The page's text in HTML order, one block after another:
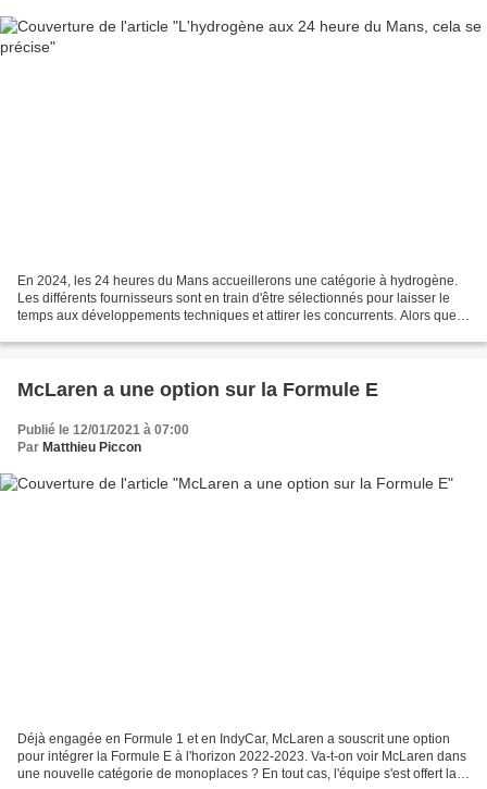
En 2024, les 24 heures du Mans accueillerons une catégorie à hydrogène.
Les différents fournisseurs sont en train d'être sélectionnés pour laisser le
temps aux développements techniques et attirer les concurrents. Alors que
McLaren a une option sur la Formule E
Publié le 12/01/2021 à 07:00
Par Matthieu Piccon
Déjà engagée en Formule 1 et en IndyCar, McLaren a souscrit une option
pour intégrer la Formule E à l'horizon 2022-2023. Va-t-on voir McLaren dans
une nouvelle catégorie de monoplaces ? En tout cas, l'équipe s'est offert la